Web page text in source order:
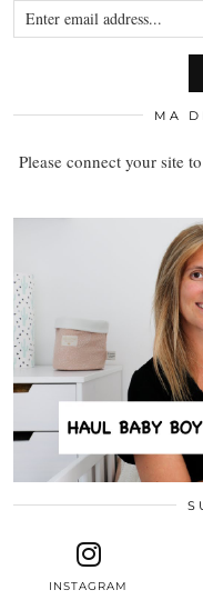
MA
Please connect your site
INSTAGRAM